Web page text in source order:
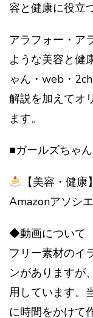
容と健康に役立
アラフォー・ア
ような美容と健
ゃん・web・
解説を加えてオ
ます。
■ガールズちゃ
【美容・健
Amazonアソシ
◆動画について
フリー素材のイ
ンがありますが
用しています。
に時間をかけて